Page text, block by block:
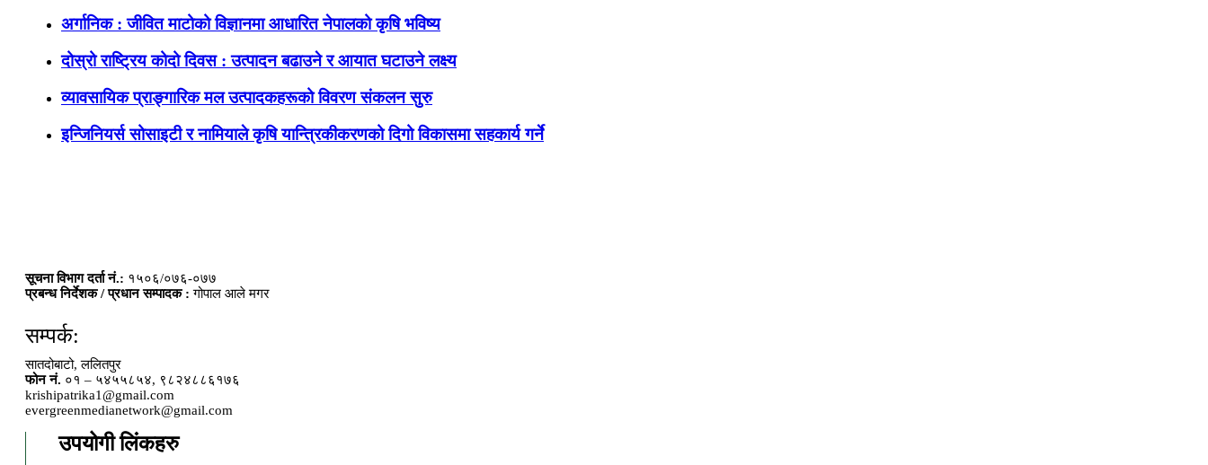
अर्गानिक : जीवित माटोको विज्ञानमा आधारित नेपालको कृषि भविष्य
दोस्रो राष्ट्रिय कोदो दिवस : उत्पादन बढाउने र आयात घटाउने लक्ष्य
व्यावसायिक प्राङ्गारिक मल उत्पादकहरूको विवरण संकलन सुरु
इन्जिनियर्स सोसाइटी र नामियाले कृषि यान्त्रिकीकरणको दिगो विकासमा सहकार्य गर्ने
सूचना विभाग दर्ता नं.: १५०६/०७६-०७७
प्रबन्ध निर्देशक / प्रधान सम्पादक : गोपाल आले मगर
सम्पर्क:
सातदोबाटो, ललितपुर
फोन नं. ०१ – ५४५५८५४, ९८२४८८६१७६
krishipatrika1@gmail.com
evergreenmedianetwork@gmail.com
उपयोगी लिंकहरु